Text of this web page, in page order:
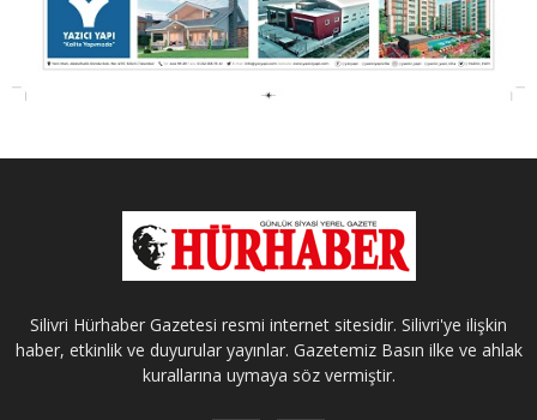
Silivri Hürhaber Gazetesi resmi internet sitesidir. Silivri'ye ilişkin
haber, etkinlik ve duyurular yayınlar. Gazetemiz Basın ilke ve ahlak
kurallarına uymaya söz vermiştir.